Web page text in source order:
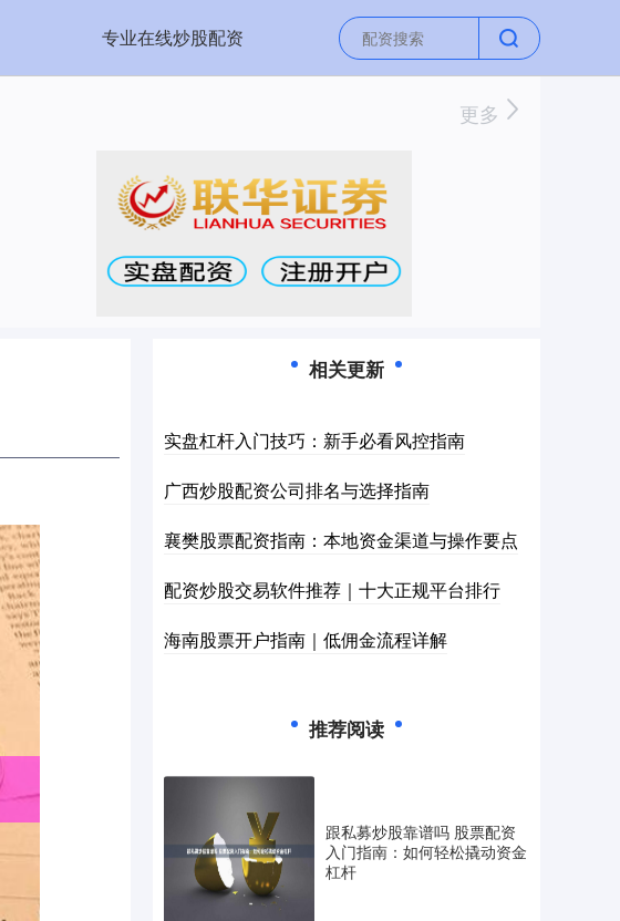
专业在线炒股配资
更多
相关更新
实盘杠杆入门技巧：新手必看风控指南
广西炒股配资公司排名与选择指南
襄樊股票配资指南：本地资金渠道与操作要点
配资炒股交易软件推荐｜十大正规平台排行
海南股票开户指南｜低佣金流程详解
推荐阅读
跟私募炒股靠谱吗 股票配资
入门指南：如何轻松撬动资金
杠杆